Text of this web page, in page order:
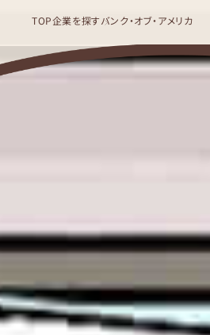
TOP企業を探すバンク・オブ・アメリカ